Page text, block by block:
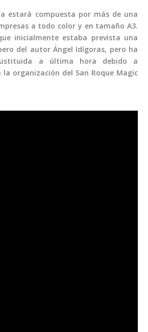
estará compuesta por más de una
a todo color y en tamaño A3.
inicialmente estaba prevista una
del autor Ángel Idígoras, pero ha
a última hora debido a
organización del San Roque Magic